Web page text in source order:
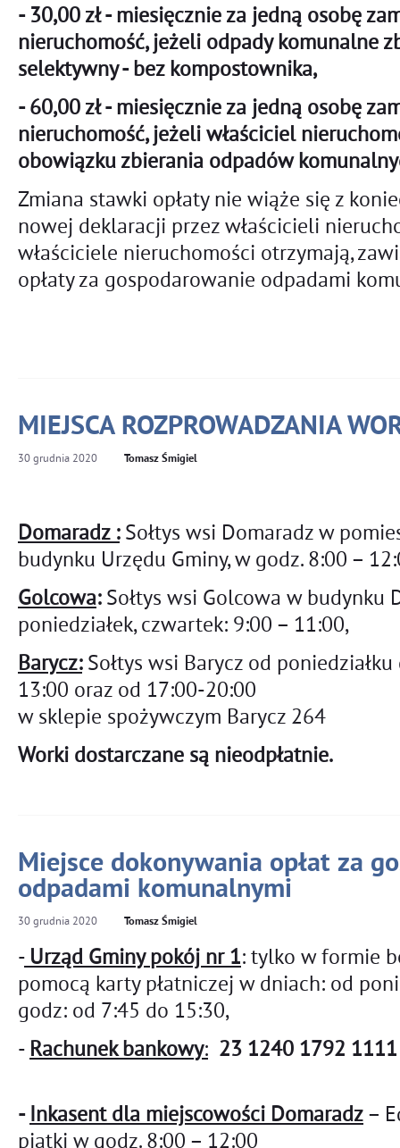
- 30,00 zł - miesięcznie za jedną osobę
nieruchomość, jeżeli odpady komunalne
selektywny - bez kompostownika,
- 60,00 zł - miesięcznie za jedną osobę
nieruchomość, jeżeli właściciel
obowiązku zbierania odpadów
Zmiana stawki opłaty nie wiąże się z
nowej deklaracji przez właścicieli
właściciele nieruchomości otrzymają,
opłaty za gospodarowanie odpadami
MIEJSCA ROZPROWADZANIA
30 grudnia 2020 Tomasz Śmigiel
Domaradz :Sołtys wsi Domaradz w
budynku Urzędu Gminy, w godz. 8:00 –
Golcowa:Sołtys wsi Golcowa w budynku
poniedziałek, czwartek: 9:00 – 11:00,
Barycz:Sołtys wsi Barycz od
13:00 oraz od 17:00-20:00
w sklepie spożywczym Barycz 264
Worki dostarczane są nieodpłatnie.
Miejsce dokonywania opłat za
odpadami komunalnymi
30 grudnia 2020 Tomasz Śmigiel
- Urząd Gminy pokój nr 1: tylko w formie
pomocą karty płatniczej w dniach: od
godz: od 7:45 do 15:30,
- Rachunek bankowy: 23 1240 1792
- Inkasent dla miejscowości Domaradz –
piątki w godz. 8:00 – 12:00